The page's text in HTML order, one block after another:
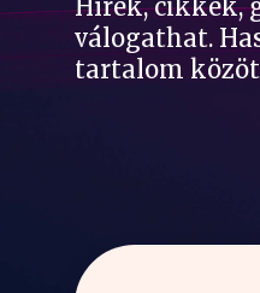
Hírek, cikkek,
válogathat.
tartalom